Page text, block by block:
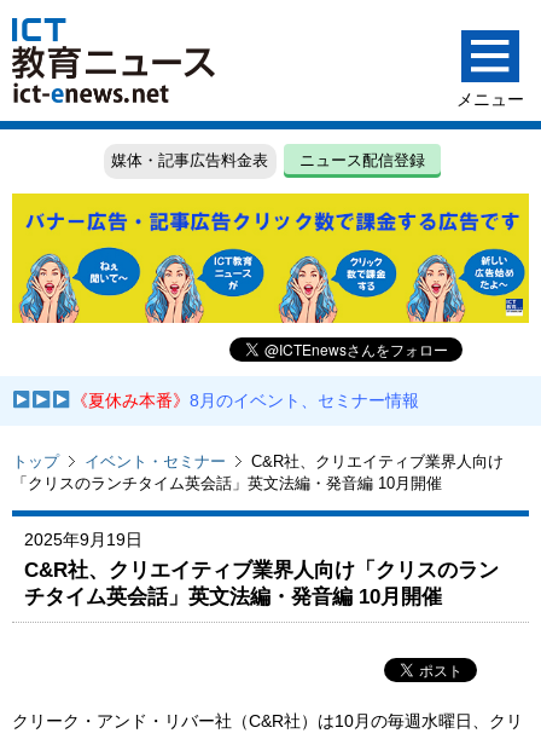
媒体・記事広告料金表 ニュース配信登録
《夏休み本番》8月のイベント、セミナー情報
トップ イベント・セミナー
C&R社、クリエイティブ業界人向け
「クリスのランチタイム英会話」英文法編・発音編 10月開催
2025年9月19日
C&R社、クリエイティブ業界人向け「クリスのラン
チタイム英会話」英文法編・発音編 10月開催
クリーク・アンド・リバー社（C&R社）は10月の毎週水曜日、クリ